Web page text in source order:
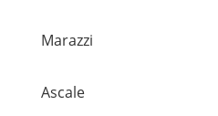
Marazzi
Ascale